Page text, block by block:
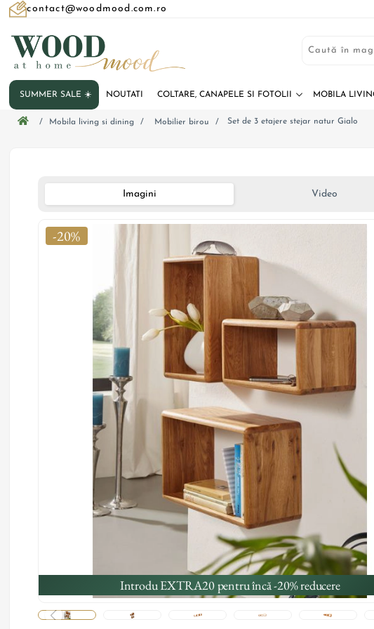
contact@woodmood.com.ro
SUMMER SALE ☀️ NOUTATI COLTARE, CANAPELE SI FOTOLII MOBILA
/ Mobila living si dining / Mobilier birou / Set de 3 etajere stejar natur Gialo
Imagini Video
-20%
Introdu EXTRA20 pentru încă -20% reducere